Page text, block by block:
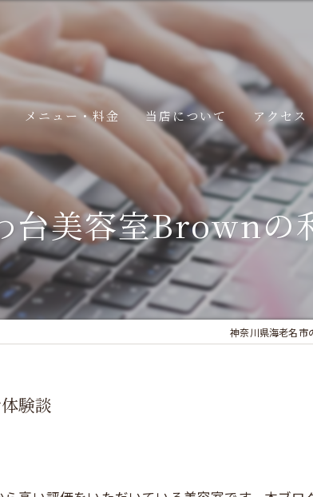
悩みページ
悩みページ
悩みページ
悩みページ
メニュー・料金 当店について
スタッフ
コンセプト
Brown​のこだわり
LINE予約の手順
アクセス
台美容室Brownの
神奈川県海老名市
験談